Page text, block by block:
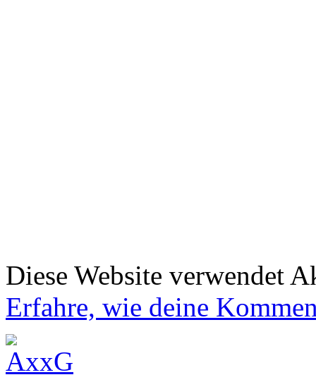
Diese Website verwendet
Erfahre, wie deine